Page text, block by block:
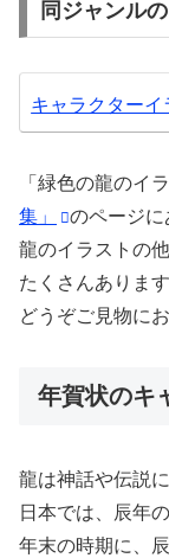
同ジャンル
キャラクター
「緑色の龍のイ
集」
のページに
龍のイラストの
たくさんあります
どうぞご見物に
年賀状のキ
龍は神話や伝説
日本では、辰年
年末の時期に、